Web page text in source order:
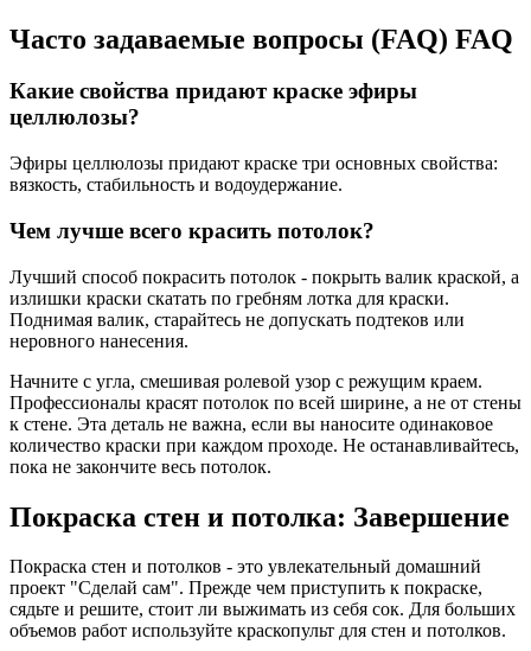
Часто задаваемые вопросы (FAQ) FAQ
Какие свойства придают краске эфиры
целлюлозы?
Эфиры целлюлозы придают краске три основных свойства:
вязкость, стабильность и водоудержание.
Чем лучше всего красить потолок?
Лучший способ покрасить потолок - покрыть валик краской, а
излишки краски скатать по гребням лотка для краски.
Поднимая валик, старайтесь не допускать подтеков или
неровного нанесения.
Начните с угла, смешивая ролевой узор с режущим краем.
Профессионалы красят потолок по всей ширине, а не от стены
к стене. Эта деталь не важна, если вы наносите одинаковое
количество краски при каждом проходе. Не останавливайтесь,
пока не закончите весь потолок.
Покраска стен и потолка: Завершение
Покраска стен и потолков - это увлекательный домашний
проект "Сделай сам". Прежде чем приступить к покраске,
сядьте и решите, стоит ли выжимать из себя сок. Для больших
объемов работ используйте краскопульт для стен и потолков.